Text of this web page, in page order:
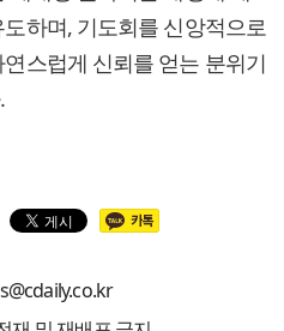
하며, 기도회를 신앙적으로
스럽게 신뢰를 얻는 분위기